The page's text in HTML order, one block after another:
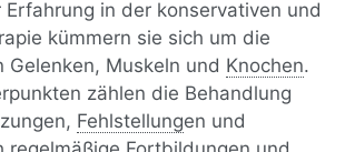
Erfahrung in der konservativen und
kümmern sie sich um die
Gelenken, Muskeln und Knochen.
zählen die Behandlung
Fehlstellungen und